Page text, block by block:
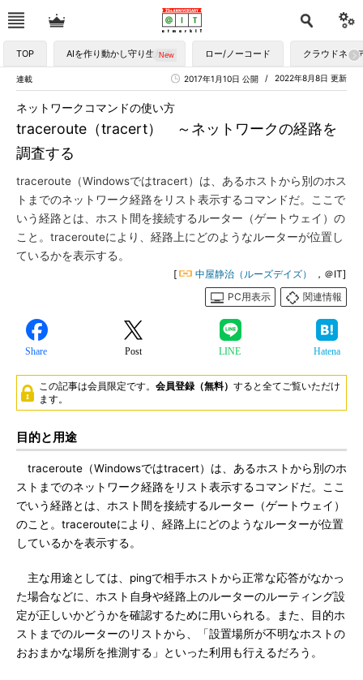
TOP AIを作り動かし守り生かす ロー/ノーコード クラウドネイ
連載 2022年8月8日 更新
2017年1月10日 公開
traceroute（tracert） ～ネットワークの経路を
調査する
ネットワークコマンドの使い方
traceroute（Windowsではtracert）は、あるホストから別のホス
トまでのネットワーク経路をリスト表示するコマンドだ。ここで
いう経路とは、ホスト間を接続するルーター（ゲートウェイ）の
こと。tracerouteにより、経路上にどのようなルーターが位置し
ているかを表示する。
[ 中屋静治（ルーズデイズ）
，＠IT]
PC用表示
関連情報
Share Post LINE Hatena
この記事は会員限定です。 会員登録（無料） すると全てご覧いただけ
ます。
目的と用途
traceroute（Windowsではtracert）は、あるホストから別のホ
ストまでのネットワーク経路をリスト表示するコマンドだ。ここ
でいう経路とは、ホスト間を接続するルーター（ゲートウェイ）
のこと。tracerouteにより、経路上にどのようなルーターが位置
しているかを表示する。
主な用途としては、pingで相手ホストから正常な応答がなかっ
た場合などに、ホスト自身や経路上のルーターのルーティング設
定が正しいかどうかを確認するために用いられる。また、目的ホ
ストまでのルーターのリストから、「設置場所が不明なホストの
おおまかな場所を推測する」といった利用も行えるだろう。